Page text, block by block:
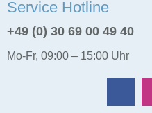
Service Hotline
+49 (0) 30 69 00 49 40
Mo-Fr, 09:00 – 15:00 Uhr